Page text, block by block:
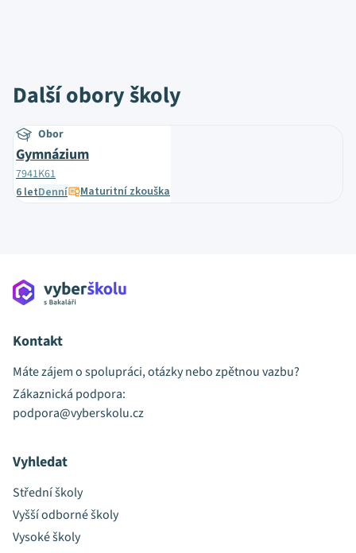
Další obory školy
Obor
Gymnázium
7941K61
6 letDenní Maturitní zkouška
Kontakt
Máte zájem o spolupráci, otázky nebo zpětnou vazbu?
Zákaznická podpora:
podpora@vyberskolu.cz
Vyhledat
Střední školy
Vyšší odborné školy
Vysoké školy